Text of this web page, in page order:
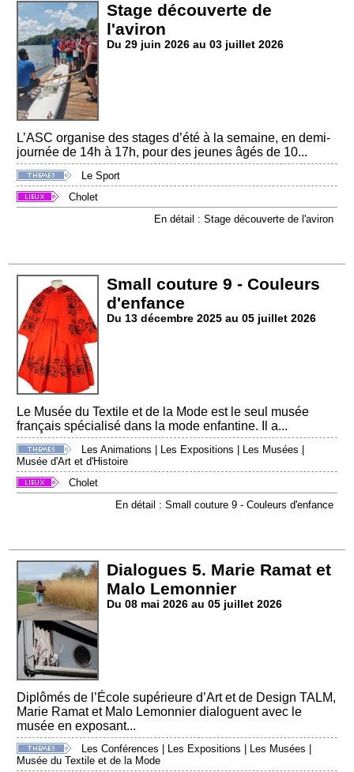
Stage découverte de
l'aviron
Du 29 juin 2026 au 03 juillet 2026
L’ASC organise des stages d’été à la semaine, en demi-
journée de 14h à 17h, pour des jeunes âgés de 10...
Le Sport
Cholet
En détail : Stage découverte de l'aviron
Small couture 9 - Couleurs
d'enfance
Du 13 décembre 2025 au 05 juillet 2026
Le Musée du Textile et de la Mode est le seul musée
français spécialisé dans la mode enfantine. Il a...
Les Animations | Les Expositions | Les Musées |
Musée d'Art et d'Histoire
Cholet
En détail : Small couture 9 - Couleurs d'enfance
Dialogues 5. Marie Ramat et
Malo Lemonnier
Du 08 mai 2026 au 05 juillet 2026
Diplômés de l’École supérieure d’Art et de Design TALM,
Marie Ramat et Malo Lemonnier dialoguent avec le
musée en exposant...
Les Conférences Les Expositions Les Musées
Musée du Textile et de la Mode